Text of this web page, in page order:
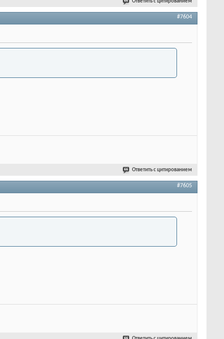
Ответить с цитированием
#7604
Ответить с цитированием
#7605